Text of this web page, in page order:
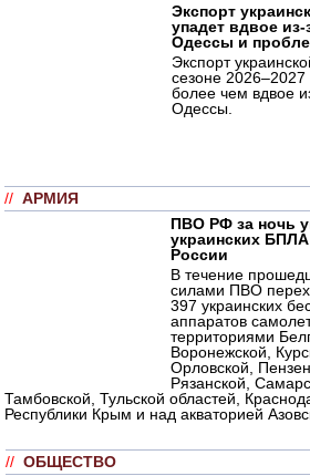
Экспорт
упадет вдвое
Одессы и
Экспорт
сезоне 2026–2027
более чем вдвое
Одессы.
// АРМИЯ
ПВО РФ за ночь
украинских
России
В течение
силами ПВО
397 украинских
аппаратов
территориями
Воронежской,
Орловской,
Рязанской,
Тамбовской, Тульской областей,
Республики Крым и над акваторией
// ОБЩЕСТВО